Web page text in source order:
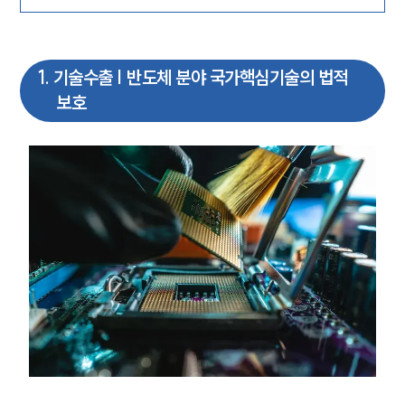
1 . 기술수출 | 반도체 분야 국가핵심기술의 법적
보호